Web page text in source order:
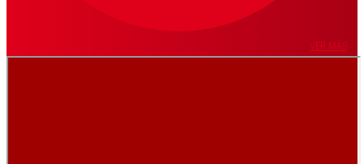
VER MÁS